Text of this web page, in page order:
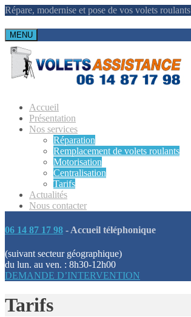
Répare, modernise et pose de vos volets roulants
MENU
Accueil
Présentation
Nos services
Réparation
Remplacement de volets roulants
Motorisation
Centralisation
Tarifs
Actualités
Nous contacter
06 14 87 17 98 - Accueil téléphonique
(suivant secteur géographique)
du lun. au ven. : 8h30-12h00
DEMANDE D’INTERVENTION
Tarifs